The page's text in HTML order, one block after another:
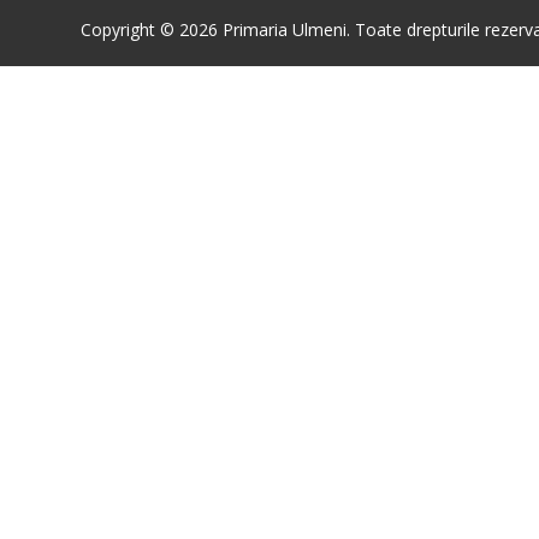
Copyright © 2026 Primaria Ulmeni. Toate drepturile